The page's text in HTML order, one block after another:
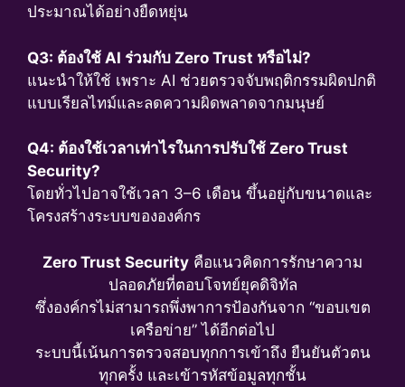
ประมาณได้อย่างยืดหยุ่น
Q3: ต้องใช้ AI ร่วมกับ Zero Trust หรือไม่?
แนะนำให้ใช้ เพราะ AI ช่วยตรวจจับพฤติกรรมผิดปกติ
แบบเรียลไทม์และลดความผิดพลาดจากมนุษย์
Q4: ต้องใช้เวลาเท่าไรในการปรับใช้ Zero Trust
Security?
โดยทั่วไปอาจใช้เวลา 3–6 เดือน ขึ้นอยู่กับขนาดและ
โครงสร้างระบบขององค์กร
Zero Trust Security คือแนวคิดการรักษาความ
ปลอดภัยที่ตอบโจทย์ยุคดิจิทัล
ซึ่งองค์กรไม่สามารถพึ่งพาการป้องกันจาก “ขอบเขต
เครือข่าย” ได้อีกต่อไป
ระบบนี้เน้นการตรวจสอบทุกการเข้าถึง ยืนยันตัวตน
ทุกครั้ง และเข้ารหัสข้อมูลทุกชั้น